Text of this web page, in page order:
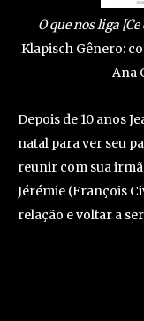
O que nos liga
Klapisch Gênero:
Ana
Depois de 10 anos
natal para ver seu
reunir com sua
Jérémie (François
relação e voltar a